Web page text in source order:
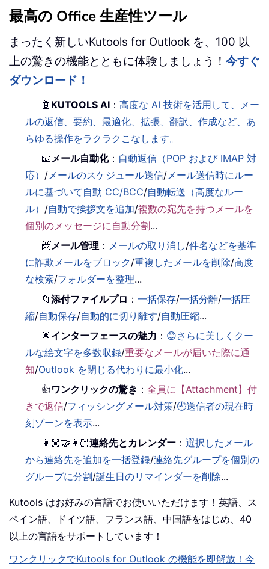
最高の Office 生産性ツール
まったく新しいKutools for Outlook を、100 以
上の驚きの機能とともに体験しましょう！ 今すぐ
ダウンロード！
🤖 KUTOOLS AI ：高度な AI 技術を活用して、メー
ルの返信、要約、最適化、拡張、翻訳、作成など、あ
らゆる操作をラクラクこなします。
📧メール自動化： 自動返信（POP および IMAP 対
応） /メールのスケジュール送信/メール送信時にルー
ルに基づいて自動 CC/BCC/自動転送（高度なルー
ル） /自動で挨拶文を追加/複数の宛先を持つメールを
個別のメッセージに自動分割...
📨メール管理 ： メールの取り消し/件名などを基準
に詐欺メールをブロック/重複したメールを削除/高度
な検索/フォルダーを整理...
📁添付ファイルプロ ：一括保存/一括分離/一括圧
縮/自動保存/自動的に切り離す/自動圧縮...
🌟インターフェースの魅力 ： 😊さらに美しくクー
ルな絵文字を多数収録/重要なメールが届いた際に通
知/Outlook を閉じる代わりに最小化...
👍ワンクリックの驚き ：全員に【Attachment】付
きで返信/フィッシングメール対策/🕘送信者の現在時
刻ゾーンを表示...
👩🏼‍🤝‍👩🏻連絡先とカレンダー ：選択したメール
から連絡先を追加を一括登録/連絡先グループを個別の
グループに分割/誕生日のリマインダーを削除...
Kutools はお好みの言語でお使いいただけます！英語、ス
ペイン語、ドイツ語、フランス語、中国語をはじめ、40
以上の言語をサポートしています！
ワンクリックでKutools for Outlook の機能を即解放！今